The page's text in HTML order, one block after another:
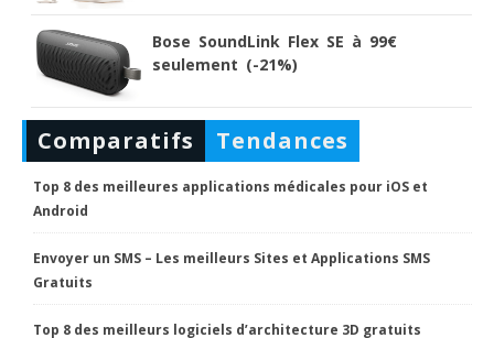
Bose SoundLink Flex SE à 99€
seulement (-21%)
Comparatifs Tendances
Top 8 des meilleures applications médicales pour iOS et
Android
Envoyer un SMS – Les meilleurs Sites et Applications SMS
Gratuits
Top 8 des meilleurs logiciels d’architecture 3D gratuits